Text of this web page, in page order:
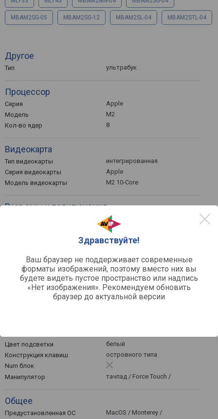
Здравствуйте!
Ваш браузер не поддерживает современные
форматы изображений, поэтому вместо них вы
будете видеть пустое пространство или надпись
«Нет изображения». Рекомендуем обновить
браузер до актуальной версии
MBAM2SG-05 MBAM2SG-12 MBAM2SL-04 MBAM2STL-04
Другое
Тип ультрабук
Процессор
Серия
Apple
Модель
M2
Кол-во ядер
8
Видеокарта
Тип видеокарты
интегрированная
Серия видеокарты
Apple
Модель видеокарты
M2 10-Core
Разъемы и подключения
2 шт
v3 2 шт
Макс. подключаемых
мониторов
1
Wi-Fi 4 (802.11n), Wi-Fi 5
(802.11ac), Wi-Fi 6 (802.11ax)
v 5.0
Цвет подсветки
белый
Конструкция клавиш
островного типа
Num блок
Манипулятор
тачпад / Force Touch /
Общее
Предустановленная ОС
MacOS / Monterey /